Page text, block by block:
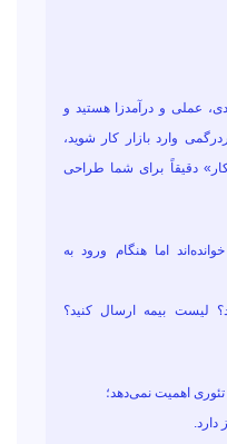
عملی و درآمدزا هستید و
وارد بازار کار شوید،
دقیقاً برای شما طراحی
اما هنگام ورود به
لیست بیمه ارسال کنید؟
اهمیت نمی‌دهد؛